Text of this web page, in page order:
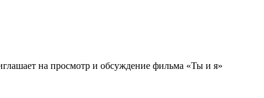
на просмотр и обсуждение фильма «Ты и я»